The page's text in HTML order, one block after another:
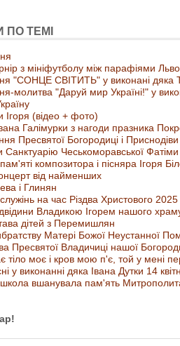
ТЕМІ
з мініфутболу між парафіями
"СОНЦЕ СВІТИТЬ" у виконані дяка
молитва "Даруй мир Україні!" у
Ігоря (відео + фото)
Галімурки з нагоди празника
Пресвятої Богородиці і
Санктуарію Чеськоморавської Фатіми
композитора і пісняра Ігоря
від найменших
і Глинян
на час Різдва Христового
Владикою Ігорем нашого
дітей з Перемишлян
Матері Божої Неустанної
Пресвятої Владичиці нашої
тіло моє і кров мою п'є, той у мені
у виконанні дяка Івана Дутки 14
школа вшанувала пам'ять